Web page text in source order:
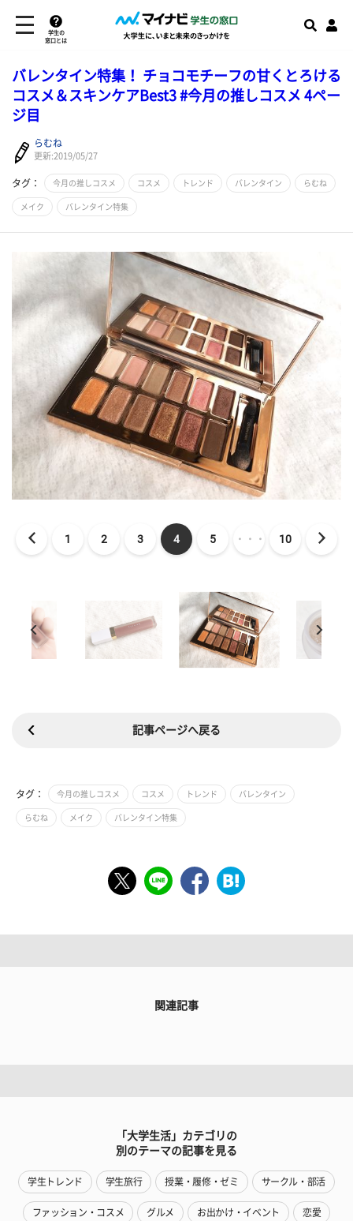
学生の
窓口とは
バレンタイン特集！ チョコモチーフの甘くとろける
コスメ＆スキンケアBest3 #今月の推しコスメ 4ペー
ジ目
らむね
更新:2019/05/27
タグ： 今月の推しコスメ コスメ トレンド バレンタイン らむね
メイク バレンタイン特集
1 2 3 4 5 ・・・ 10
記事ページへ戻る
タグ： 今月の推しコスメ コスメ トレンド バレンタイン
らむね メイク バレンタイン特集
関連記事
「大学生活」カテゴリの
別のテーマの記事を見る
学生トレンド 学生旅行 授業・履修・ゼミ サークル・部活
ファッション・コスメ グルメ お出かけ・イベント 恋愛